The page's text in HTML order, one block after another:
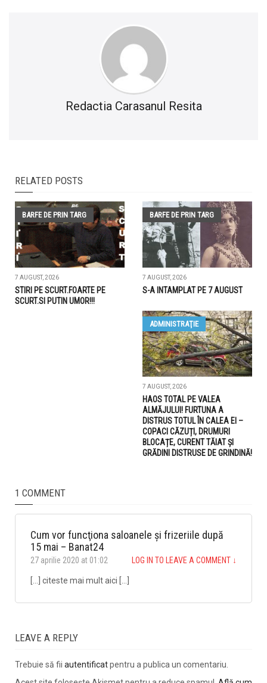
Redactia Carasanul Resita
RELATED POSTS
BARFE DE PRIN TARG
7 AUGUST, 2026
STIRI PE SCURT.FOARTE PE
SCURT.SI PUTIN UMOR!!!
BARFE DE PRIN TARG
7 AUGUST, 2026
S-A INTAMPLAT PE 7 AUGUST
ADMINISTRAŢIE
7 AUGUST, 2026
HAOS TOTAL PE VALEA
ALMĂJULUI! FURTUNA A
DISTRUS TOTUL ÎN CALEA EI –
COPACI CĂZUȚI, DRUMURI
BLOCAȚE, CURENT TĂIAT ȘI
GRĂDINI DISTRUSE DE GRINDINĂ!
1 COMMENT
Cum vor funcţiona saloanele şi frizeriile după
15 mai – Banat24
27 aprilie 2020 at 01:02 LOG IN TO LEAVE A COMMENT ↓
[…] citeste mai mult aici […]
LEAVE A REPLY
Trebuie să fii autentificatpentru a publica un comentariu.